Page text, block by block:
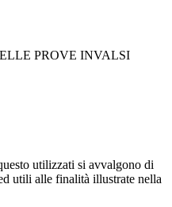
PROVE INVALSI
utilizzati si avvalgono di
utili alle finalità illustrate nella